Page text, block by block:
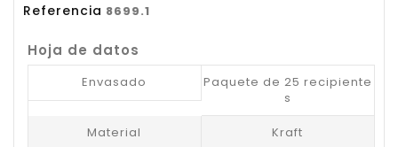
Referencia 8699.1
Hoja de datos
Envasado
Paquete de 25 recipiente
s
Material Kraft